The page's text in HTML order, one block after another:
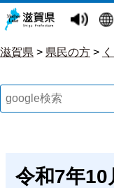
滋賀県 > 県民の方 >
令和7年10